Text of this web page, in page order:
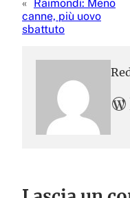
« Raimondi: Meno
canne, più uovo
sbattuto
WordPress